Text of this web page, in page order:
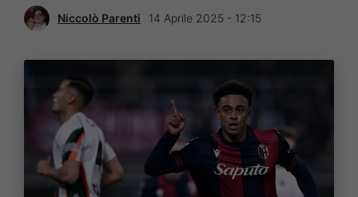
Niccolò Parenti 14 Aprile 2025 - 12:15